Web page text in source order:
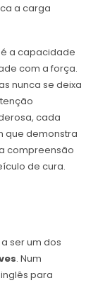
a carga
é a capacidade
com a força.
nunca se deixa
cada
que demonstra
compreensão
de cura.
ser um dos
. Num
para